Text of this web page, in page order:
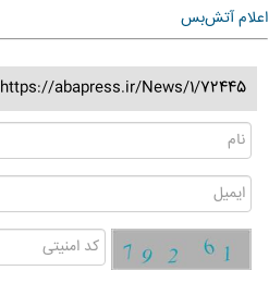
اعلام آتش‌بس
https://abapress.ir/News/1/72445